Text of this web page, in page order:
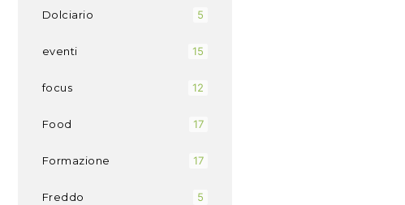
Dolciario 5
eventi 15
focus 12
Food 17
Formazione 17
Freddo 5